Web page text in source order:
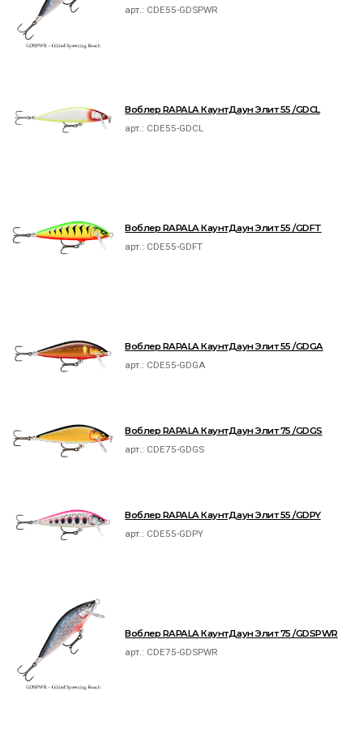
арт.: CDE55-GDSPWR
Воблер RAPALA КаунтДаун Элит 55 /GDCL
арт.: CDE55-GDCL
Воблер RAPALA КаунтДаун Элит 55 /GDFT
арт.: CDE55-GDFT
Воблер RAPALA КаунтДаун Элит 55 /GDGA
арт.: CDE55-GDGA
Воблер RAPALA КаунтДаун Элит 75 /GDGS
арт.: CDE75-GDGS
Воблер RAPALA КаунтДаун Элит 55 /GDPY
арт.: CDE55-GDPY
Воблер RAPALA КаунтДаун Элит 75 /GDSPWR
арт.: CDE75-GDSPWR